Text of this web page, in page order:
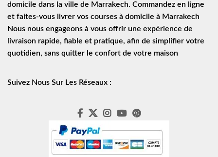
domicile dans la ville de Marrakech. Commandez en ligne
et faites-vous livrer vos courses à domicile à Marrakech
Nous nous engageons à vous offrir une expérience de
livraison rapide, fiable et pratique, afin de simplifier votre
quotidien, sans quitter le confort de votre maison
Suivez Nous Sur Les Réseaux :